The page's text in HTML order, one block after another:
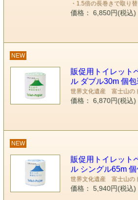
・1.5倍の長巻きで取り
価格： 6,850円(税込)
NEW
販促用トイレット
ル ダブル30m 個
世界文化遺産 富士山の
価格： 6,870円(税込)
NEW
販促用トイレット
ル シングル65m
世界文化遺産 富士山の
価格： 5,940円(税込)